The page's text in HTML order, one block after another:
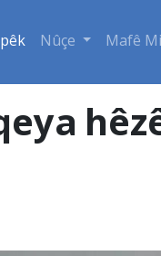
Nûçe Mafê